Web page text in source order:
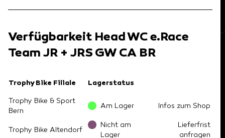
Verfügbarkeit Head WC e.Race
Team JR + JRS GW CA BR
Trophy Bike Filiale Lagerstatus
Trophy Bike & Sport
Bern
Am Lager Infos zum Shop
Trophy Bike Altendorf
Nicht am
Lager
Lieferfrist
anfragen